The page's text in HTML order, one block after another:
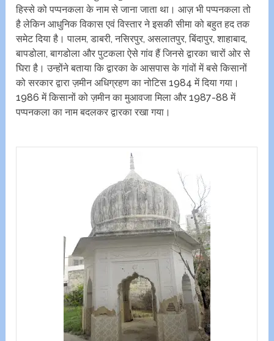
हिस्से को पप्पनकला के नाम से जाना जाता था। आज़ भी पप्पनकला तो
है लेकिन आधुनिक विकास एवं विस्तार ने इसकी सीमा को बहुत हद तक
समेट दिया है। पालम, डाबरी, नसिरपुर, असलातपुर, बिंदापुर, शाहाबाद,
बापडोला, बागडोला और पुटकला ऐसे गांव हैं जिनसे द्वारका चारों ओर से
घिरा है। उन्होंने बताया कि द्वारका के आसपास के गांवों में बसे किसानों
को सरकार द्वारा ज़मीन अधिग्रहण का नोटिस 1984 में दिया गया।
1986 में किसानों को ज़मीन का मुआवजा मिला और 1987-88 में
पप्पनकला का नाम बदलकर द्वारका रखा गया।